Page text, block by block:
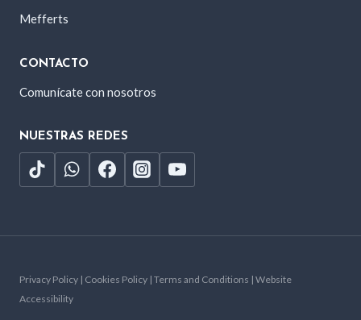
Mefferts
CONTACTO
Comunícate con nosotros
NUESTRAS REDES
Privacy Policy | Cookies Policy | Terms and Conditions | Website
Accessibility